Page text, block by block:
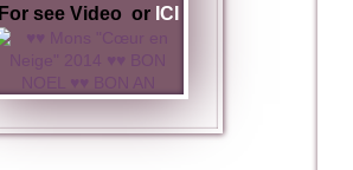
For see Video or ICI